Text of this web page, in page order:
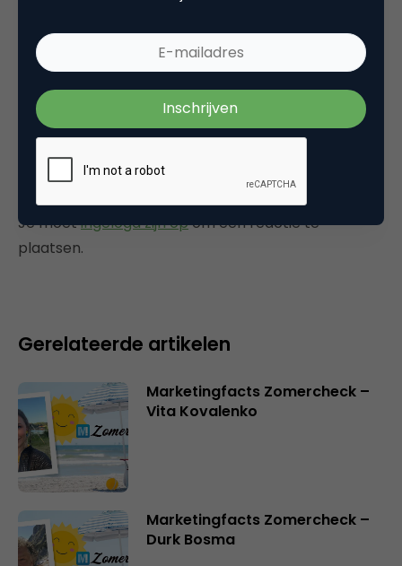
Tags
marketingfacts
onderzoek, online advertising
online pr & branding
Plaats reactie
Je moetingelogd zijn opom een reactie te
plaatsen.
Gerelateerde artikelen
Marketingfacts Zomercheck –
Vita Kovalenko
Marketingfacts Zomercheck –
Durk Bosma